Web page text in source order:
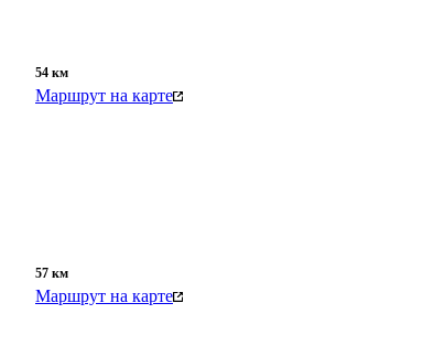
54 км
Маршрут на карте
57 км
Маршрут на карте